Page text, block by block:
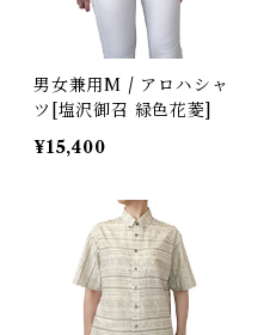
男女兼用M / アロハシャ
ツ[塩沢御召 緑色花菱]
¥15,400